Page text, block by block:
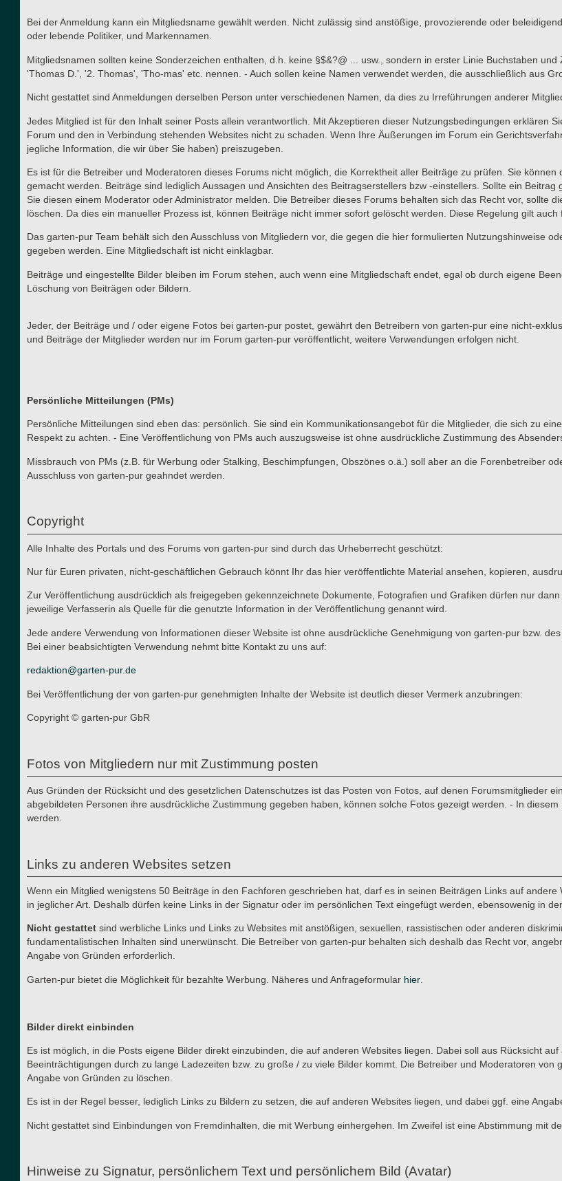
Bei der Anmeldung kann ein Mitgliedsname gewählt werden. Nicht zulässig sind anstößige, provozierende oder
oder lebende Politiker, und Markennamen.
Mitgliedsnamen sollten keine Sonderzeichen enthalten, d.h. keine §$&?@ ... usw., sondern in erster Linie Buchstaben
'Thomas D.', '2. Thomas', 'Tho-mas' etc. nennen. - Auch sollen keine Namen verwendet werden, die ausschließlich aus
Nicht gestattet sind Anmeldungen derselben Person unter verschiedenen Namen, da dies zu Irreführungen anderer
Jedes Mitglied ist für den Inhalt seiner Posts allein verantwortlich. Mit Akzeptieren dieser Nutzungsbedingungen erklären
Forum und den in Verbindung stehenden Websites nicht zu schaden. Wenn Ihre Äußerungen im Forum ein
jegliche Information, die wir über Sie haben) preiszugeben.
Es ist für die Betreiber und Moderatoren dieses Forums nicht möglich, die Korrektheit aller Beiträge zu prüfen. Sie
gemacht werden. Beiträge sind lediglich Aussagen und Ansichten des Beitragserstellers bzw -einstellers. Sollte ein
Sie diesen einem Moderator oder Administrator melden. Die Betreiber dieses Forums behalten sich das Recht vor, sollte
löschen. Da dies ein manueller Prozess ist, können Beiträge nicht immer sofort gelöscht werden. Diese Regelung gilt
Das garten-pur Team behält sich den Ausschluss von Mitgliedern vor, die gegen die hier formulierten Nutzungshinweise
gegeben werden. Eine Mitgliedschaft ist nicht einklagbar.
Beiträge und eingestellte Bilder bleiben im Forum stehen, auch wenn eine Mitgliedschaft endet, egal ob durch eigene
Löschung von Beiträgen oder Bildern.
Jeder, der Beiträge und / oder eigene Fotos bei garten-pur postet, gewährt den Betreibern von garten-pur eine nicht-
und Beiträge der Mitglieder werden nur im Forum garten-pur veröffentlicht, weitere Verwendungen erfolgen nicht.
Persönliche Mitteilungen (PMs)
Persönliche Mitteilungen sind eben das: persönlich. Sie sind ein Kommunikationsangebot für die Mitglieder, die sich zu
Respekt zu achten. - Eine Veröffentlichung von PMs auch auszugsweise ist ohne ausdrückliche Zustimmung des
Missbrauch von PMs (z.B. für Werbung oder Stalking, Beschimpfungen, Obszönes o.ä.) soll aber an die Forenbetreiber
Ausschluss von garten-pur geahndet werden.
Copyright
Alle Inhalte des Portals und des Forums von garten-pur sind durch das Urheberrecht geschützt:
Nur für Euren privaten, nicht-geschäftlichen Gebrauch könnt Ihr das hier veröffentlichte Material ansehen, kopieren,
Zur Veröffentlichung ausdrücklich als freigegeben gekennzeichnete Dokumente, Fotografien und Grafiken dürfen nur
jeweilige Verfasserin als Quelle für die genutzte Information in der Veröffentlichung genannt wird.
Jede andere Verwendung von Informationen dieser Website ist ohne ausdrückliche Genehmigung von garten-pur bzw.
Bei einer beabsichtigten Verwendung nehmt bitte Kontakt zu uns auf:
redaktion@garten-pur.de
Bei Veröffentlichung der von garten-pur genehmigten Inhalte der Website ist deutlich dieser Vermerk anzubringen:
Copyright © garten-pur GbR
Fotos von Mitgliedern nur mit Zustimmung posten
Aus Gründen der Rücksicht und des gesetzlichen Datenschutzes ist das Posten von Fotos, auf denen Forumsmitglieder
abgebildeten Personen ihre ausdrückliche Zustimmung gegeben haben, können solche Fotos gezeigt werden. - In
werden.
Links zu anderen Websites setzen
Wenn ein Mitglied wenigstens 50 Beiträge in den Fachforen geschrieben hat, darf es in seinen Beiträgen Links auf
in jeglicher Art. Deshalb dürfen keine Links in der Signatur oder im persönlichen Text eingefügt werden, ebensowenig in
Nicht gestattet sind werbliche Links und Links zu Websites mit anstößigen, sexuellen, rassistischen oder anderen
fundamentalistischen Inhalten sind unerwünscht. Die Betreiber von garten-pur behalten sich deshalb das Recht vor,
Angabe von Gründen erforderlich.
Garten-pur bietet die Möglichkeit für bezahlte Werbung. Näheres und Anfrageformular hier
Bilder direkt einbinden
Es ist möglich, in die Posts eigene Bilder direkt einzubinden, die auf anderen Websites liegen. Dabei soll aus Rücksicht
Beeinträchtigungen durch zu lange Ladezeiten bzw. zu große / zu viele Bilder kommt. Die Betreiber und Moderatoren
Angabe von Gründen zu löschen.
Es ist in der Regel besser, lediglich Links zu Bildern zu setzen, die auf anderen Websites liegen, und dabei ggf. eine
Nicht gestattet sind Einbindungen von Fremdinhalten, die mit Werbung einhergehen. Im Zweifel ist eine Abstimmung mit
Hinweise zu Signatur, persönlichem Text und persönlichem Bild (Avatar)